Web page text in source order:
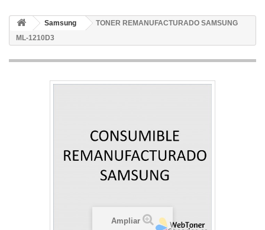
Samsung
TONER REMANUFACTURADO SAMSUNG
ML-1210D3
Ampliar